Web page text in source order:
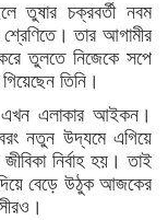
তুষার চক্রবর্তী নবম
তার আগামীর
তুলতে নিজেকে সপে
তিনি।
এলাকার আইকন।
নতুন উদ্যমে এগিয়ে
নির্বাহ হয়। তাই
বেড়ে উঠুক আজকের